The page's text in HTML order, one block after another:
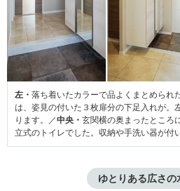
左・ 落ち着いたカラーで品よくまとめられ
は、姿見の付いた３枚扉分の下足入れが。
ります。／中央・ 玄関横の奥まったところ
立式のトイレでした。収納や手洗い器が付
ゆとりある広さの